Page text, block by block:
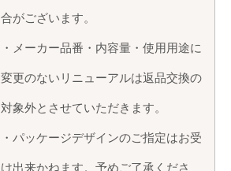
合がございます。
・メーカー品番・内容量・使用用途に
変更のないリニューアルは返品交換の
対象外とさせていただきます。
・パッケージデザインのご指定はお受
け出来かねます。予めご了承くださ